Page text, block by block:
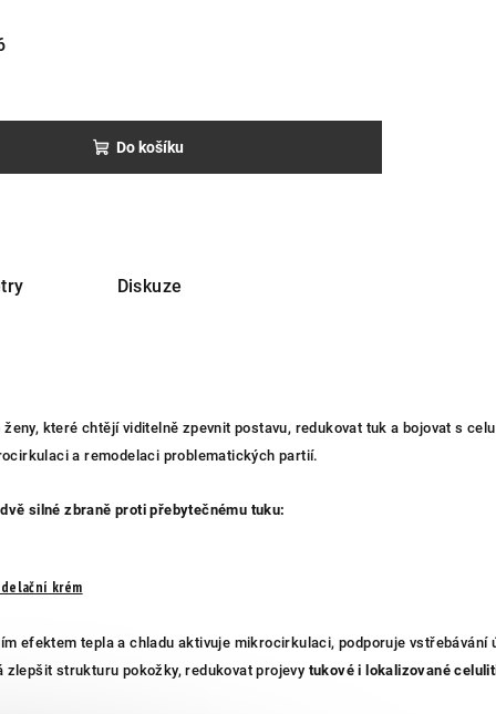
Do košíku
Diskuze
které chtějí viditelně zpevnit postavu, redukovat tuk a bojovat s
a remodelaci problematických partií.
silné zbraně proti přebytečnému tuku:
krém
efektem tepla a chladu aktivuje mikrocirkulaci, podporuje vstřebávání
zlepšit strukturu pokožky, redukovat projevy tukové i lokalizované